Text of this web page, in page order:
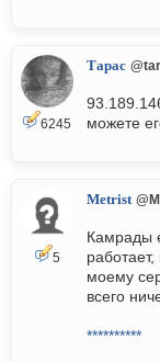
6245
Тарас
можете
5
Metrist
Камрады
моему
всего
**********